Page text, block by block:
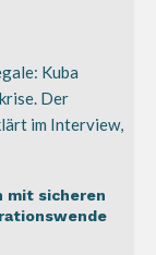
Kuba
Der
im Interview,
mit sicheren